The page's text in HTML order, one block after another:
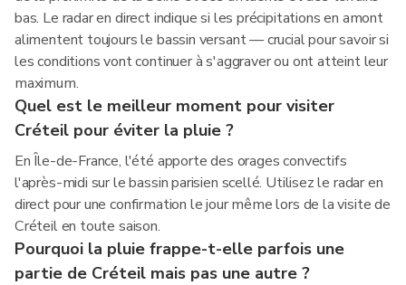
bas. Le radar en direct indique si les précipitations en amont
alimentent toujours le bassin versant — crucial pour savoir si
les conditions vont continuer à s'aggraver ou ont atteint leur
maximum.
Quel est le meilleur moment pour visiter
Créteil pour éviter la pluie ?
En Île-de-France, l'été apporte des orages convectifs
l'après-midi sur le bassin parisien scellé. Utilisez le radar en
direct pour une confirmation le jour même lors de la visite de
Créteil en toute saison.
Pourquoi la pluie frappe-t-elle parfois une
partie de Créteil mais pas une autre ?